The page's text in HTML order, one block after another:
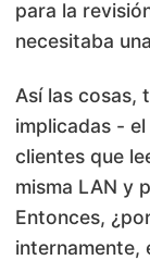
para la
necesitaba
Así las cosas,
implicadas -
clientes que
misma LAN y
Entonces,
internamente,